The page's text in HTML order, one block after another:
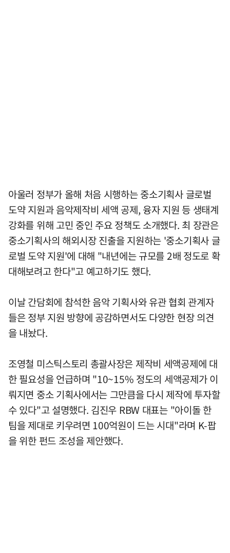
아울러 정부가 올해 처음 시행하는 중소기획사 글로벌
도약 지원과 음악제작비 세액 공제, 융자 지원 등 생태계
강화를 위해 고민 중인 주요 정책도 소개했다. 최 장관은
중소기획사의 해외시장 진출을 지원하는 '중소기획사 글
로벌 도약 지원'에 대해 "내년에는 규모를 2배 정도로 확
대해보려고 한다"고 예고하기도 했다.
이날 간담회에 참석한 음악 기획사와 유관 협회 관계자
들은 정부 지원 방향에 공감하면서도 다양한 현장 의견
을 내놨다.
조영철 미스틱스토리 총괄사장은 제작비 세액공제에 대
한 필요성을 언급하며 "10~15% 정도의 세액공제가 이
뤄지면 중소 기획사에서는 그만큼을 다시 제작에 투자할
수 있다"고 설명했다. 김진우 RBW 대표는 "아이돌 한
팀을 제대로 키우려면 100억원이 드는 시대"라며 K-팝
을 위한 펀드 조성을 제안했다.